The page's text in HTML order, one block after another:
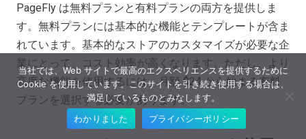
PageFly は無料プランと有料プランの両方を提供しま
す。無料プランには基本的な機能とテンプレートが含ま
れています。基本的なストアのカスタマイズが必要な企
業にとって、コスト効率が高くなります。ただし、より
高度な機能を使用するには、月額 $24 から始まる有料
プランを選択する必要があります。
当社では、Web サイトで最高のエクスペリエンスを提供するために
Cookie を使用しています。このサイトを引き続き使用する場合は、
満足しているものとみなします。
わかりました
プライバシーポリシー